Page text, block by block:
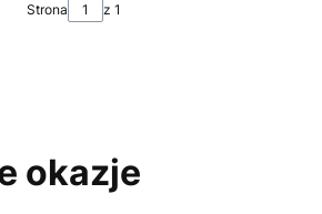
Strona z 1
okazje